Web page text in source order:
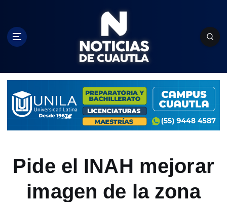
c
Pide el INAH mejorar
imagen de la zona